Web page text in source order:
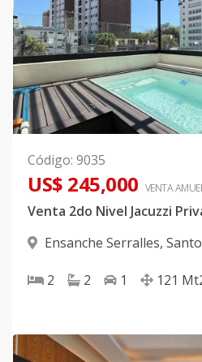
Código: 9035
US$ 245,000 VENTA
Venta 2do Nivel Jacuzzi
Ensanche Serralles,
2 2 1 121